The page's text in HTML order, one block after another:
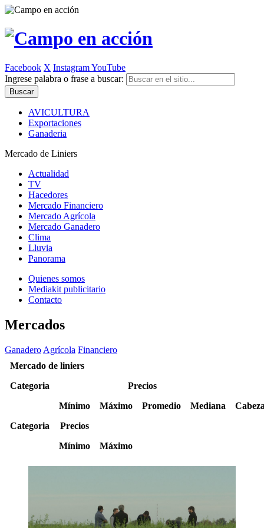
Facebook X InstagramYouTube
Ingrese palabra o frase a buscar:
AVICULTURA
Exportaciones
Ganaderia
Mercado de Liniers
Actualidad
TV
Hacedores
Mercado Financiero
Mercado Agrícola
Mercado Ganadero
Clima
Lluvia
Panorama
Quienes somos
Mediakit publicitario
Contacto
Mercados
Ganadero Agrícola Financiero
Mercado de liniers
Categoria
Precios
Mínimo
Máximo Promedio Mediana
Categoria
Precios
Mínimo
Máximo